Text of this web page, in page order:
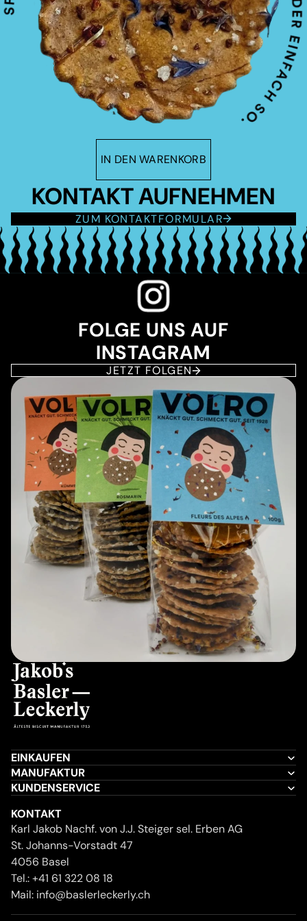
IN DEN WARENKORB
KONTAKT AUFNEHMEN
ZUM KONTAKTFORMULAR
FOLGE UNS AUF
INSTAGRAM
JETZT FOLGEN
EINKAUFEN
MANUFAKTUR
KUNDENSERVICE
KONTAKT
Karl Jakob Nachf. von J.J. Steiger sel. Erben AG
St. Johanns-Vorstadt 47
4056 Basel
Tel.:+41 61 322 08 18
Mail: info@baslerleckerly.ch